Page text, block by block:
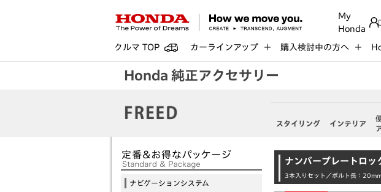
My
Honda
クルマ TOP カーラインアップ 購入検討中の方へ
Honda 純正アクセサリー
スタイリング インテリア
ナビゲーションシステム
ナンバープレートロッ
3本入りセット／ボルト長：